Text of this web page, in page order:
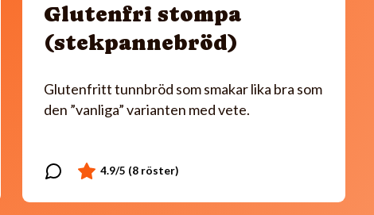
Glutenfri stompa
(stekpannebröd)
Glutenfritt tunnbröd som smakar lika bra som
den ”vanliga” varianten med vete.